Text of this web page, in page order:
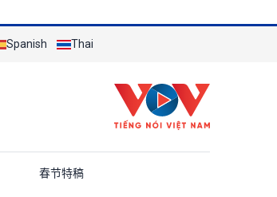
Spanish Thai
春节特稿